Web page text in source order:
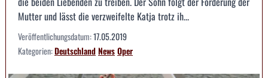
Mutter und lässt die verzweifelte Katja trotz ih...
Veröffentlichungsdatum:17.05.2019
Kategorien:DeutschlandNewsOper